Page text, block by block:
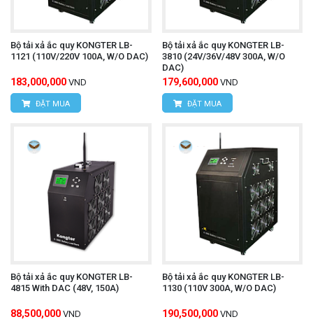
Bộ tải xả ắc quy KONGTER LB-
1121 (110V/220V 100A, W/O DAC)
183,000,000 VND
ĐẶT MUA
Bộ tải xả ắc quy KONGTER LB-
3810 (24V/36V/48V 300A, W/O
DAC)
179,600,000 VND
ĐẶT MUA
Bộ tải xả ắc quy KONGTER LB-
4815 With DAC (48V, 150A)
88,500,000 VND
Bộ tải xả ắc quy KONGTER LB-
1130 (110V 300A, W/O DAC)
190,500,000 VND